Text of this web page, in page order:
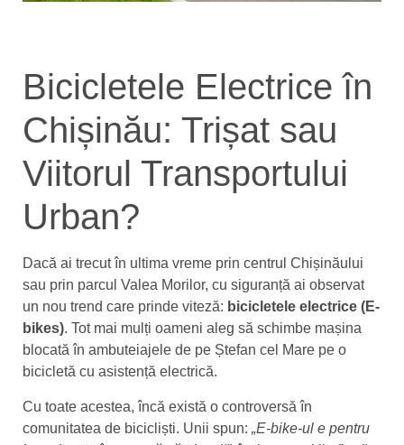
Bicicletele Electrice în
Chișinău: Trișat sau
Viitorul Transportului
Urban?
Dacă ai trecut în ultima vreme prin centrul Chișinăului
sau prin parcul Valea Morilor, cu siguranță ai observat
un nou trend care prinde viteză: bicicletele electrice (E-
bikes). Tot mai mulți oameni aleg să schimbe mașina
blocată în ambuteiajele de pe Ștefan cel Mare pe o
bicicletă cu asistență electrică.
Cu toate acestea, încă există o controversă în
comunitatea de bicicliști. Unii spun: „E-bike-ul e pentru